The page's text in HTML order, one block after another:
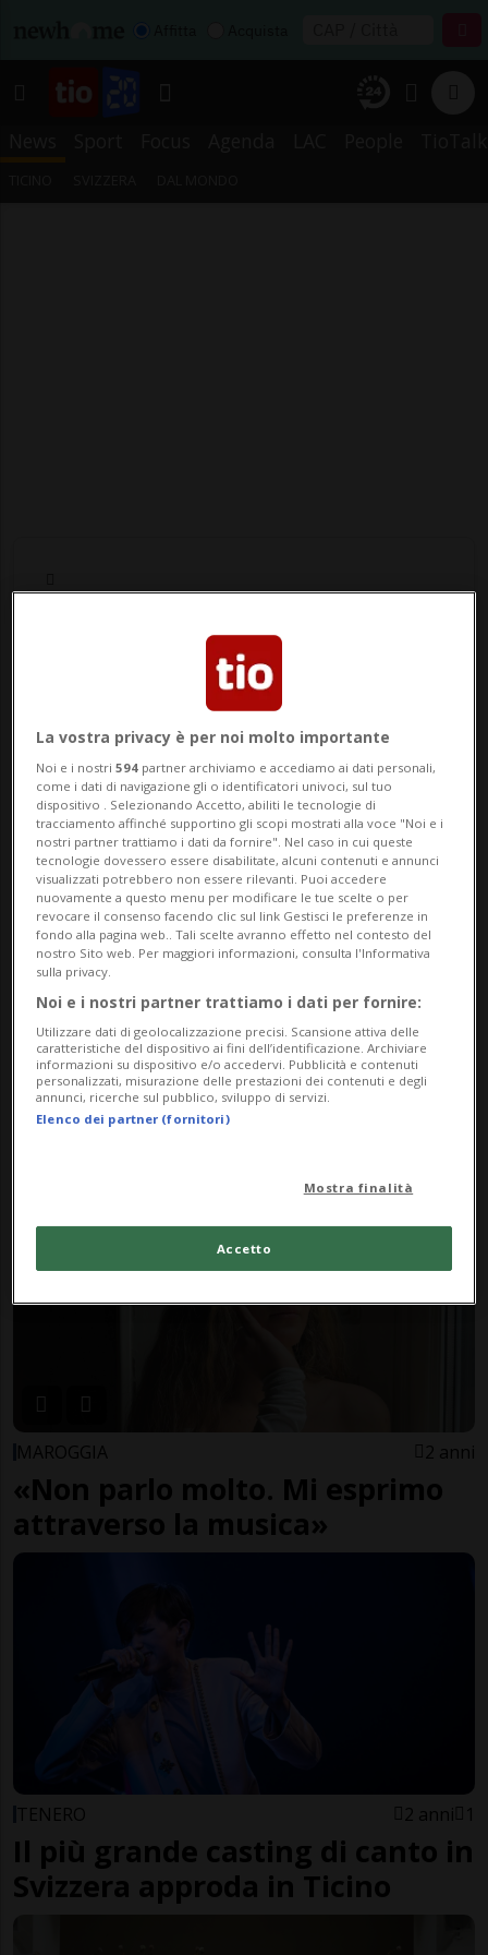
Notizie su Canto
Canto.
CANTONE 1 anno
Il più grande casting di canto in
MAROGGIA 2 anni
«Non parlo molto. Mi esprimo
attraverso la musica»
TENERO 2 anni 1
Il più grande casting di canto in
Svizzera approda in Ticino
La vostra privacy è per noi molto importante
Noi e i nostri594 partner archiviamo e accediamo ai dati personali,
come i dati di navigazione gli o identificatori univoci, sul tuo
dispositivo . Selezionando Accetto, abiliti le tecnologie di
tracciamento affinché supportino gli scopi mostrati alla voce "Noi e i
nostri partner trattiamo i dati da fornire". Nel caso in cui queste
tecnologie dovessero essere disabilitate, alcuni contenuti e annunci
visualizzati potrebbero non essere rilevanti. Puoi accedere
nuovamente a questo menu per modificare le tue scelte o per
revocare il consenso facendo clic sul link Gestisci le preferenze in
fondo alla pagina web.. Tali scelte avranno effetto nel contesto del
nostro Sito web. Per maggiori informazioni, consulta l'Informativa
sulla privacy.
Noi e i nostri partner trattiamo i dati per fornire:
Utilizzare dati di geolocalizzazione precisi. Scansione attiva delle
caratteristiche del dispositivo ai fini dell’identificazione. Archiviare
informazioni su dispositivo e/o accedervi. Pubblicità e contenuti
personalizzati, misurazione delle prestazioni dei contenuti e degli
annunci, ricerche sul pubblico, sviluppo di servizi.
Elenco dei partner (fornitori)
Mostra finalità
Accetto